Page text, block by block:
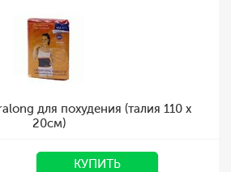
для похудения (талия 110 х
20см)
КУПИТЬ